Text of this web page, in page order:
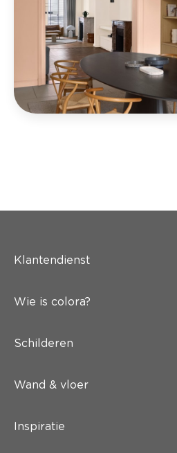
Klantendienst
Wie is colora?
Schilderen
Wand & vloer
Inspiratie